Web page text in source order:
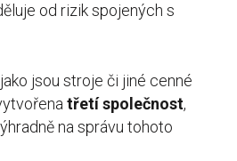
od rizik spojených s
jsou stroje či jiné cenné
třetí společnost,
na správu tohoto